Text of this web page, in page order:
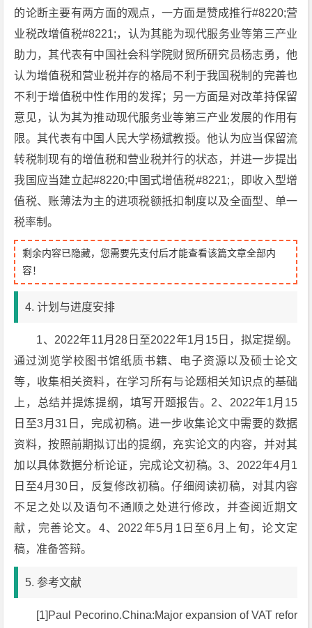
的论断主要有两方面的观点，一方面是赞成推行#8220;营
业税改增值税#8221;，认为其能为现代服务业等第三产业
助力，其代表有中国社会科学院财贸所研究员杨志勇，他
认为增值税和营业税并存的格局不利于我国税制的完善也
不利于增值税中性作用的发挥；另一方面是对改革持保留
意见，认为其为推动现代服务业等第三产业发展的作用有
限。其代表有中国人民大学杨斌教授。他认为应当保留流
转税制现有的增值税和营业税并行的状态，并进一步提出
我国应当建立起#8220;中国式增值税#8221;，即收入型增
值税、账薄法为主的进项税额抵扣制度以及全面型、单一
税率制。
剩余内容已隐藏，您需要先支付后才能查看该篇文章全部内
容！
4. 计划与进度安排
1、2022年11月28日至2022年1月15日，拟定提纲。
通过浏览学校图书馆纸质书籍、电子资源以及硕士论文
等，收集相关资料，在学习所有与论题相关知识点的基础
上，总结并提炼提纲，填写开题报告。2、2022年1月15
日至3月31日，完成初稿。进一步收集论文中需要的数据
资料，按照前期拟订出的提纲，充实论文的内容，并对其
加以具体数据分析论证，完成论文初稿。3、2022年4月1
日至4月30日，反复修改初稿。仔细阅读初稿，对其内容
不足之处以及语句不通顺之处进行修改，并查阅近期文
献，完善论文。4、2022年5月1日至6月上旬，论文定
稿，准备答辩。
5. 参考文献
[1]Paul Pecorino.China:Major expansion of VAT refor